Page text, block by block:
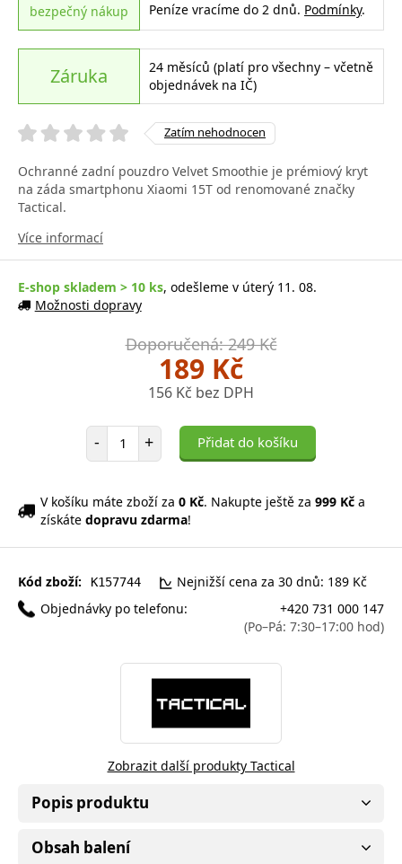
bezpečný nákup
Peníze vracíme do 2 dnů. Podmínky.
Záruka
24 měsíců (platí pro všechny – včetně
objednávek na IČ)
Zatím nehodnocen
Ochranné zadní pouzdro Velvet Smoothie je prémiový kryt
na záda smartphonu Xiaomi 15T od renomované značky
Tactical.
Více informací
E-shop skladem > 10 ks, odešleme v úterý 11. 08.
Možnosti dopravy
Doporučená: 249 Kč
189 Kč
156 Kč bez DPH
- Počet položek
+ Přidat do košíku
V košíku máte zboží za 0 Kč. Nakupte ještě za 999 Kč a
získáte dopravu zdarma!
Kód zboží: K157744
Nejnižší cena za 30 dnů: 189 Kč
Objednávky po telefonu:
+420 731 000 147
(Po–Pá: 7:30–17:00 hod)
Zobrazit další produkty Tactical
Popis produktu
Obsah balení